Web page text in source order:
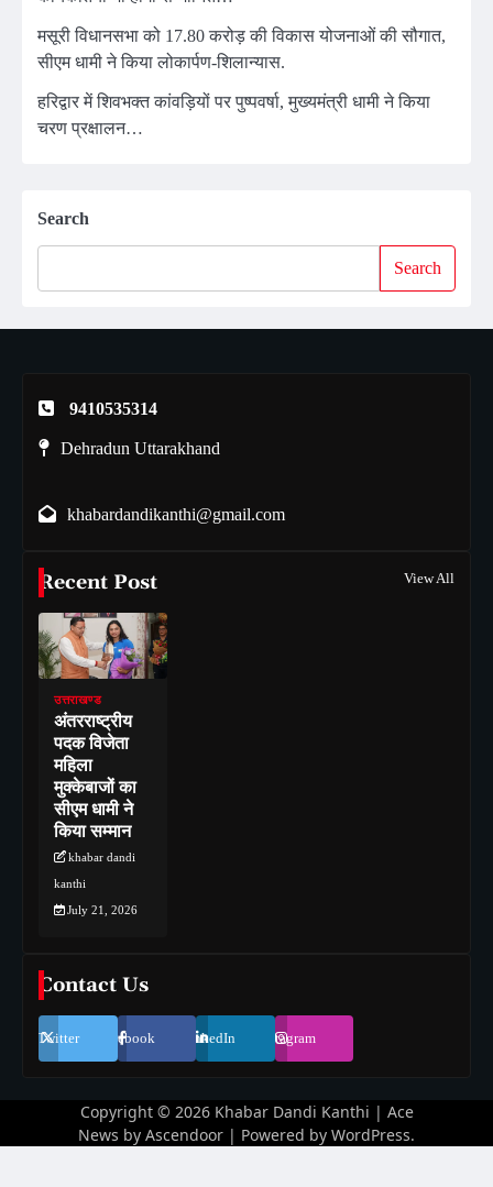
मसूरी विधानसभा को 17.80 करोड़ की विकास योजनाओं की सौगात,
सीएम धामी ने किया लोकार्पण-शिलान्यास.
हरिद्वार में शिवभक्त कांवड़ियों पर पुष्पवर्षा, मुख्यमंत्री धामी ने किया
चरण प्रक्षालन…
Search
Search
9410535314
Dehradun Uttarakhand
khabardandikanthi@gmail.com
Recent Post View All
उत्तराखण्ड
अंतरराष्ट्रीय
पदक विजेता
महिला
मुक्केबाजों का
सीएम धामी ने
किया सम्मान
khabar dandi
kanthi
July 21, 2026
Contact Us
Twitter Facebook LinkedIn Instagram
Copyright © 2026 Khabar Dandi Kanthi | Ace
News by Ascendoor | Powered by WordPress.